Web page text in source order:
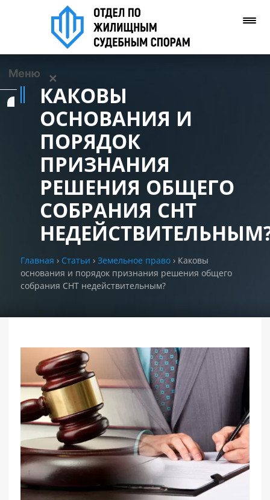
Меню ✕
Задать вопрос
Позвонить нам
▾
КАКОВЫ
ОСНОВАНИЯ И
ПОРЯДОК
ПРИЗНАНИЯ
РЕШЕНИЯ ОБЩЕГО
СОБРАНИЯ СНТ
Главная › Статьи › Земельное право › Каковы
основания и порядок признания решения общего
собрания СНТ недействительным?